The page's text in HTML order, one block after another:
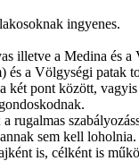
ingyenes.
illetve a Medina
a Völgységi patak
két pont között,
sem kell loholnia.
is, célként is